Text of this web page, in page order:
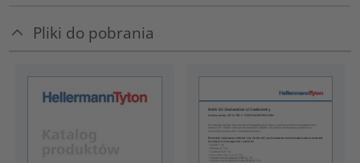
Pliki do pobrania